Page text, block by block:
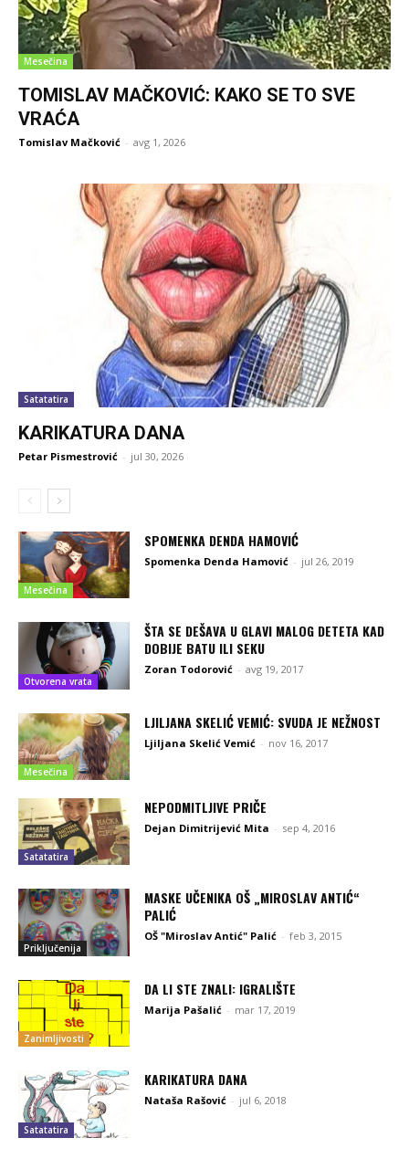
Mesečina
TOMISLAV MAČKOVIĆ: KAKO SE TO SVE
VRAĆA
Tomislav Mačković - avg 1, 2026
Satatatira
KARIKATURA DANA
Petar Pismestrović - jul 30, 2026
Mesečina
SPOMENKA DENDA HAMOVIĆ
Spomenka Denda Hamović - jul 26, 2019
Otvorena vrata
ŠTA SE DEŠAVA U GLAVI MALOG DETETA KAD
DOBIJE BATU ILI SEKU
Zoran Todorović - avg 19, 2017
Mesečina
LJILJANA SKELIĆ VEMIĆ: SVUDA JE NEŽNOST
Ljiljana Skelić Vemić - nov 16, 2017
Satatatira
NEPODMITLJIVE PRIČE
Dejan Dimitrijević Mita - sep 4, 2016
Priključenija
MASKE UČENIKA OŠ „MIROSLAV ANTIĆ“
PALIĆ
OŠ "Miroslav Antić" Palić - feb 3, 2015
Zanimljivosti
DA LI STE ZNALI: IGRALIŠTE
Marija Pašalić - mar 17, 2019
Satatatira
KARIKATURA DANA
Nataša Rašović - jul 6, 2018